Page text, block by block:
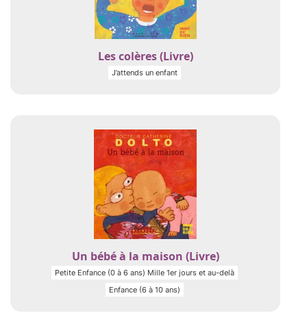
Les colères (Livre)
J’attends un enfant
Un bébé à la maison (Livre)
Petite Enfance (0 à 6 ans) Mille 1er jours et au-delà
Enfance (6 à 10 ans)